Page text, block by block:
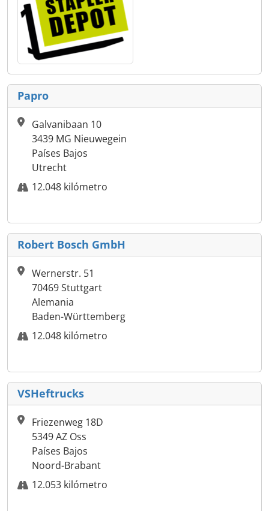
Papro
Galvanibaan 10
3439 MG Nieuwegein
Países Bajos
Utrecht
12.048 kilómetro
Robert Bosch GmbH
Wernerstr. 51
70469 Stuttgart
Alemania
Baden-Württemberg
12.048 kilómetro
VSHeftrucks
Friezenweg 18D
5349 AZ Oss
Países Bajos
Noord-Brabant
12.053 kilómetro